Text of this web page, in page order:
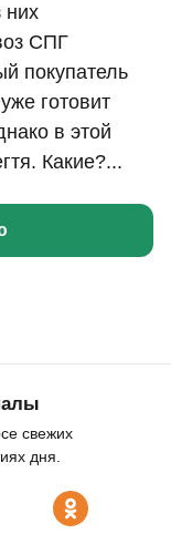
них
СПГ
покупатель
готовит
в этой
Какие?...
свежих
дня.